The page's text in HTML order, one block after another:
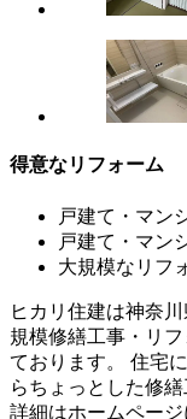
得意なリフォーム
戸建て・マン
戸建て・マン
大規模なリフ
ヒカリ住建は神奈
規模修繕工事・リ
ております。 住宅
らちょっとした修
詳細はホームペー